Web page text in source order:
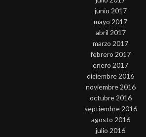
junio 2017
mayo 2017
abril 2017
marzo 2017
febrero 2017
enero 2017
diciembre 2016
noviembre 2016
octubre 2016
septiembre 2016
agosto 2016
julio 2016